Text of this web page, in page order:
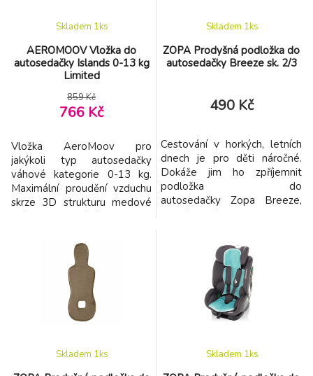
AEROMOOV Vložka do
autosedačky Islands 0-13 kg
Limited
Skladem 1ks
859 Kč
766 Kč
Vložka AeroMoov pro
jakýkoli typ autosedačky
váhové kategorie 0-13 kg.
Maximální proudění vzduchu
skrze 3D strukturu medové
autosedačce. Nadměrné
tělesné teplo je odváděno a
zároveň je dodáván čerstvý
okolní vzduch. Vlastnosti: -
tělesná teplota dítěte se
lépe udrží pod kontrolou a
ZOPA Prodyšná podložka do
autosedačky Breeze sk. 2/3
Skladem 1ks
490 Kč
Cestování v horkých, letních
dnech je pro děti náročné.
Dokáže jim ho zpříjemnit
podložka do
autosedačky Zopa Breeze,
přídavných kotvících bodů v
autosedačce sloužících
pro správné vedení
bezpečnostních pásů. Díky
technologii Zopa AIR FLOW
pomáhá předcházet
Skladem 1ks Skladem 1ks